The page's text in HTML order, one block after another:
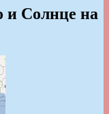
и Солнце на